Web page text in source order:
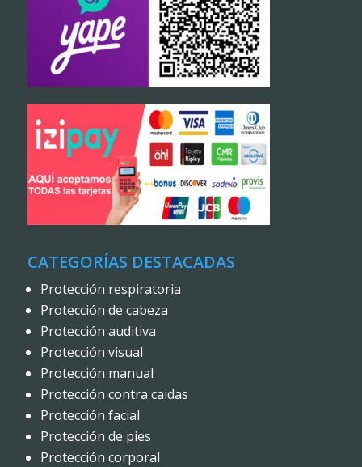
CATEGORÍAS DESTACADAS
Protección respiratoria
Protección de cabeza
Protección auditiva
Protección visual
Protección manual
Protección contra caidas
Protección facial
Protección de pies
Protección corporal